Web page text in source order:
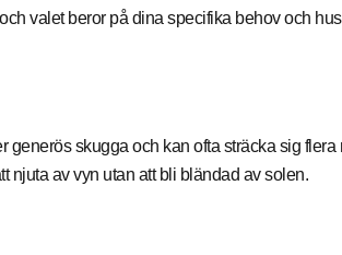
valet beror på dina specifika behov och
generös skugga och kan ofta sträcka sig
njuta av vyn utan att bli bländad av solen.